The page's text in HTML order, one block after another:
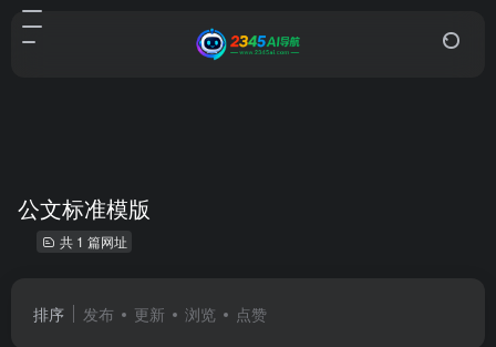
公文标准模版
共 1 篇网址
排序 发布 更新 浏览 点赞